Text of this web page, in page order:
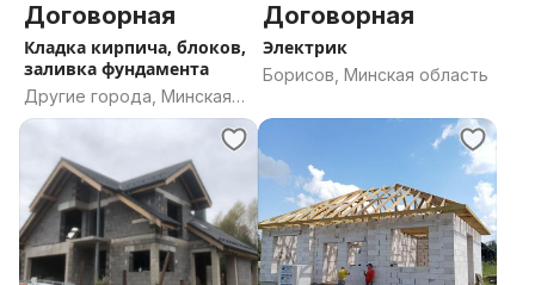
Договорная
Кладка кирпича, блоков,
заливка фундамента
Другие города, Минская
область
Договорная
Электрик
Борисов, Минская область